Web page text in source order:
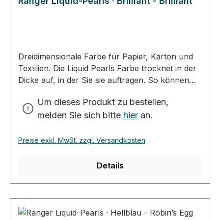
Dreidimensionale Farbe für Papier, Karton und
Textilien. Die Liquid Pearls Farbe trocknet in der
Dicke auf, in der Sie sie auftragen. So können
verzieren. Mit der besonders feinen Spitze des
Farbfläschchens können Sie dünne Linien und
wenig Wasser verdünnt, erhalten Sie einen
Kartenidee. Die Trockenzeit der Farbe variiert, je
Untergrundes. Sie sollten etwa 2-3 Stunden
Trockenzeit einplanen. Zum Verzieren von
Textilien waschen Sie den Stoff vor und lassen
Um dieses Produkt zu bestellen,
melden Sie sich bitte hier an.
Preise exkl. MwSt. zzgl. Versandkosten
Details